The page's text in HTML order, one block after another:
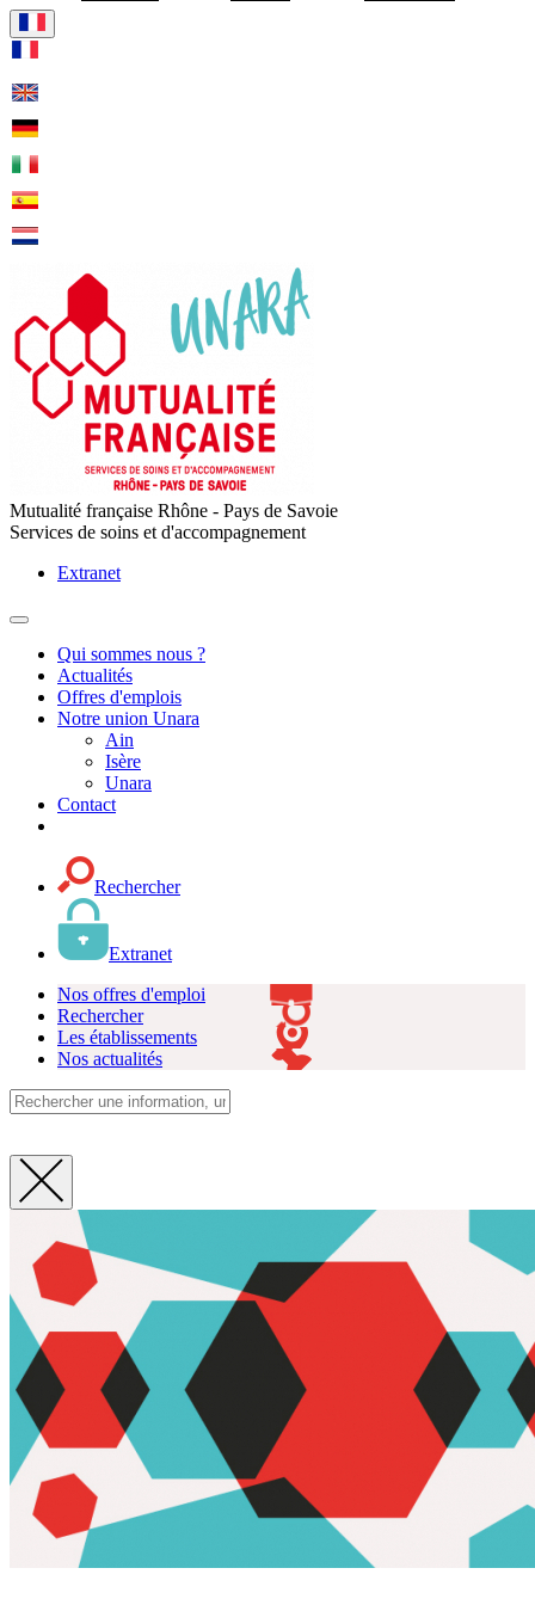
Mutualité française Rhône - Pays de Savoie
Services de soins et d'accompagnement
Extranet
MENU
PRINCIPALQui sommes nous ?
Actualités
Offres d'emplois
Notre union Unara
Ain
Isère
Unara
Contact
Rechercher
Extranet
Nos offres d'emploi
Rechercher
Les établissements
Nos actualités
Fermer
recherche